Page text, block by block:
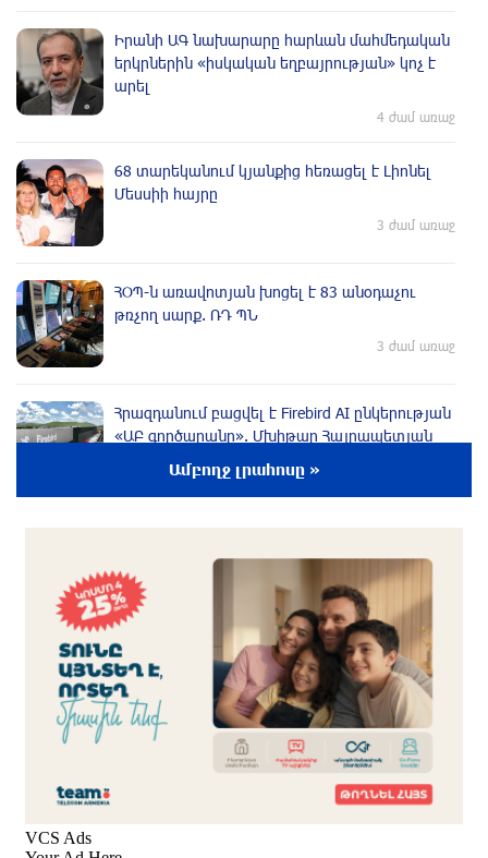
Իրանի ԱԳ նախարարը հարևան մահմեդական
երկրներին «իսկական եղբայրության» կոչ է
արել
4 ժամ առաջ
68 տարեկանում կյանքից հեռացել է Լիոնել
Մեսսիի հայրը
3 ժամ առաջ
ՀՕՊ-ն առավոտյան խnցել է 83 անօդաչու
թռչող սարք. ՌԴ ՊՆ
3 ժամ առաջ
Հրազդանում բացվել է Firebird AI ընկերության
«ԱԲ գործարանը». Մխիթար Հայրապետյան
խաղաղություն չի լինի, պшտերազմ կuադրենք
և այլ հիմարnւթյուններ․ Տիգրան
Աբրահամյան
մեկ ժամ առաջ
«Քաղաքագետ Աթաև. Փաշինյանը
ընդդիմության առաջնորդներին համարում է
անձնական թշնամիներ»
մեկ ժամ առաջ
Ամբողջ լրահոսը »